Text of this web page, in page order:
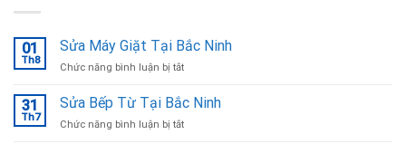
01
Th8
Sửa Máy Giặt Tại Bắc Ninh
Chức năng bình luận bị tắtở
Máy
Tại
31
Th7
Sửa Bếp Từ Tại Bắc Ninh
Chức năng bình luận bị tắtở